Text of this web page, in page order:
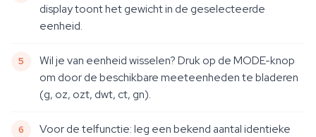
display toont het gewicht in de geselecteerde
eenheid.
Wil je van eenheid wisselen? Druk op de MODE-knop
om door de beschikbare meeteenheden te bladeren
(g, oz, ozt, dwt, ct, gn).
Voor de telfunctie: leg een bekend aantal identieke